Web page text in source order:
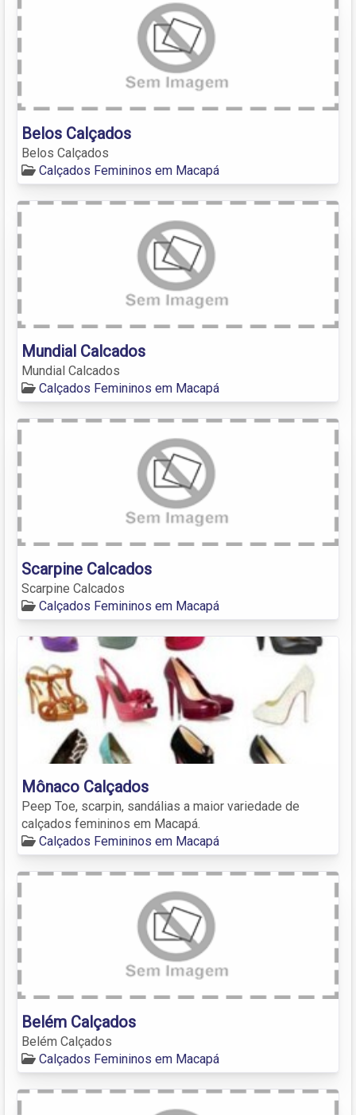
Belos Calçados
Belos Calçados
Calçados Femininos em Macapá
Mundial Calcados
Mundial Calcados
Calçados Femininos em Macapá
Scarpine Calcados
Scarpine Calcados
Calçados Femininos em Macapá
Mônaco Calçados
Peep Toe, scarpin, sandálias a maior variedade de
calçados femininos em Macapá.
Calçados Femininos em Macapá
Belém Calçados
Belém Calçados
Calçados Femininos em Macapá